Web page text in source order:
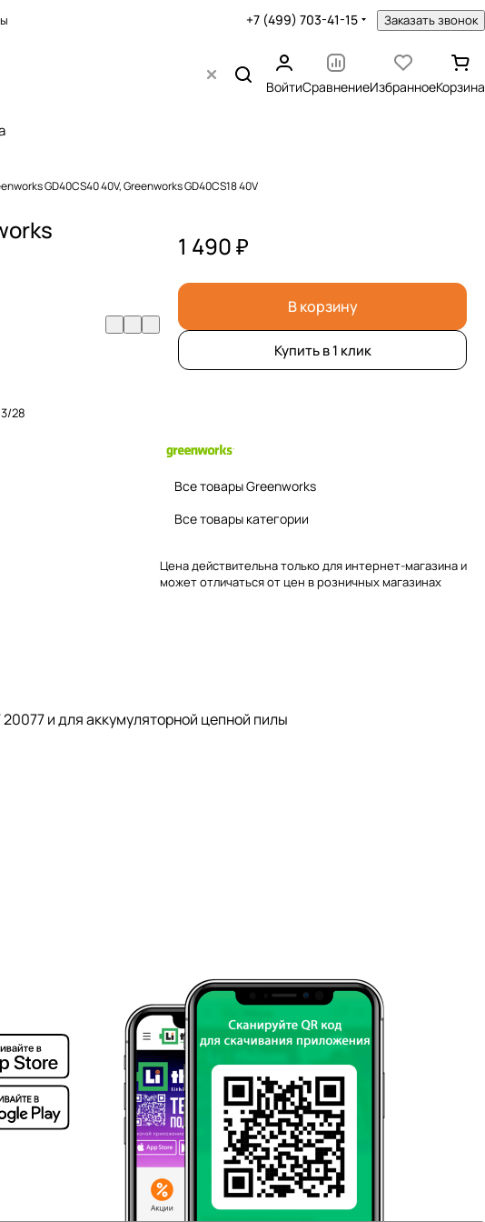
+7 (499) 703-41-15 Заказать звонок
ВойтиСравнениеИзбранноеКорзина
GD40CS40 40V, Greenworks GD40CS18 40V
28
1 490 ₽
В корзину
Купить в 1 клик
Все товары Greenworks
Все товары категории
Цена действительна только для интернет-магазина и
может отличаться от цен в розничных магазинах
и для аккумуляторной цепной пилы